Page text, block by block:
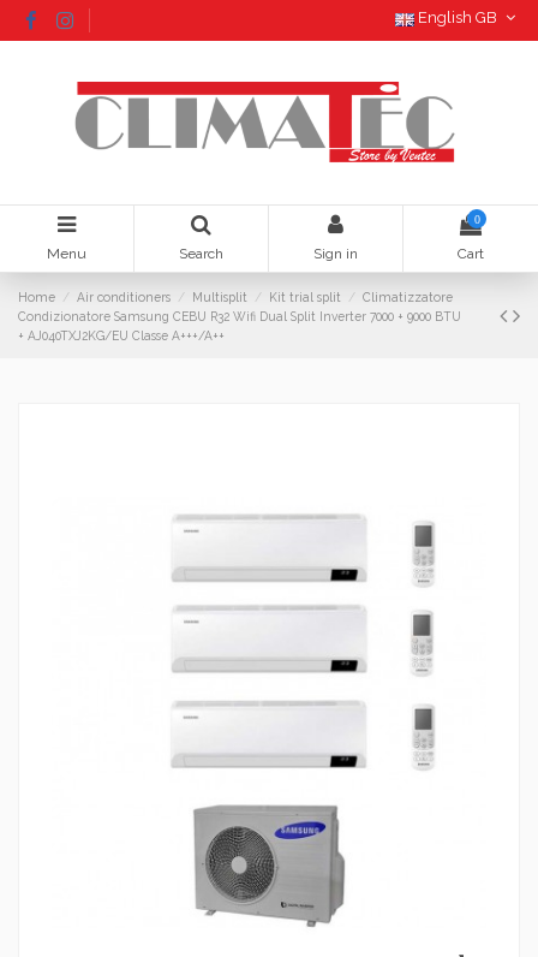
English GB
Menu Search Sign in
0
Cart
Home Air conditioners Multisplit Kit trial split
Climatizzatore
Condizionatore Samsung CEBU R32 Wifi Dual Split Inverter 7000 + 9000 BTU
+ AJ040TXJ2KG/EU Classe A+++/A++